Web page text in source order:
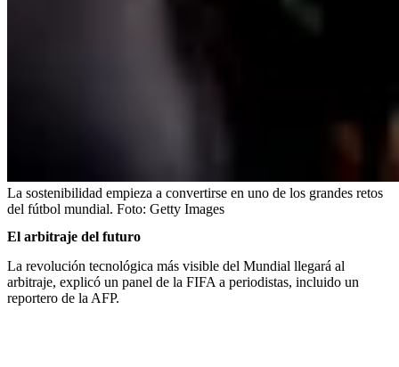
La sostenibilidad empieza a convertirse en uno de los grandes retos
del fútbol mundial. Foto: Getty Images
El arbitraje del futuro
La revolución tecnológica más visible del Mundial llegará al
arbitraje, explicó un panel de la FIFA a periodistas, incluido un
reportero de la AFP.